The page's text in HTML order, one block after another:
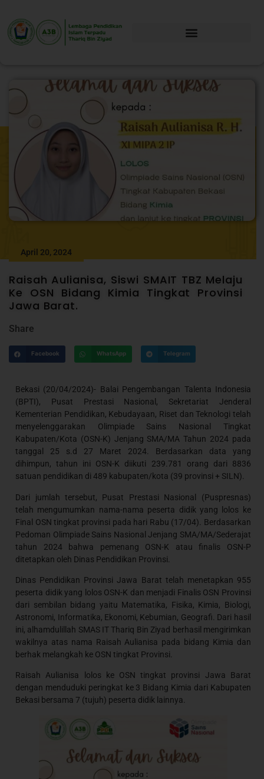
April 20, 2024
Raisah Aulianisa, Siswi SMAIT TBZ Melaju
Ke OSN Bidang Kimia Tingkat Provinsi
Jawa Barat.
Share
Facebook WhatsApp Telegram
Bekasi (20/04/2024)- Balai Pengembangan Talenta Indonesia
(BPTI), Pusat Prestasi Nasional, Sekretariat Jenderal
Kementerian Pendidikan, Kebudayaan, Riset dan Teknologi telah
menyelenggarakan Olimpiade Sains Nasional Tingkat
Kabupaten/Kota (OSN-K) Jenjang SMA/MA Tahun 2024 pada
tanggal 25 s.d 27 Maret 2024. Berdasarkan data yang
dihimpun, tahun ini OSN-K diikuti 239.781 orang dari 8836
satuan pendidikan di 489 kabupaten/kota (39 provinsi + SILN).
Dari jumlah tersebut, Pusat Prestasi Nasional (Puspresnas)
telah mengumumkan nama-nama peserta didik yang lolos ke
Final OSN tingkat provinsi pada hari Rabu (17/04). Berdasarkan
Pedoman Olimpiade Sains Nasional Jenjang SMA/MA/Sederajat
tahun 2024 bahwa pemenang OSN-K atau finalis OSN-P
ditetapkan oleh Dinas Pendidikan Provinsi.
Dinas Pendidikan Provinsi Jawa Barat telah menetapkan 955
peserta didik yang lolos OSN-K dan menjadi Finalis OSN Provinsi
dari sembilan bidang yaitu Matematika, Fisika, Kimia, Biologi,
Astronomi, Informatika, Ekonomi, Kebumian, Geografi. Dari hasil
ini, alhamdulillah SMAS IT Thariq Bin Ziyad berhasil mengirimkan
wakilnya atas nama Raisah Aulianisa pada bidang Kimia dan
berhak melangkah ke OSN tingkat Provinsi.
Raisah Aulianisa lolos ke OSN tingkat provinsi Jawa Barat
dengan menduduki peringkat ke 3 Bidang Kimia dari Kabupaten
Bekasi bersama 7 (tujuh) peserta didik lainnya.